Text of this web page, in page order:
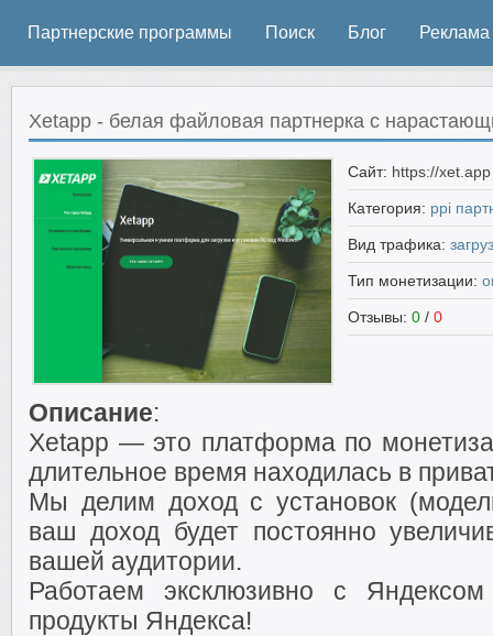
Партнерские программы Поиск Блог Реклама
Xetapp - белая файловая партнерка с
Сайт: https://
Категория: ppi
Вид трафика:
Тип монетизации:
Отзывы: 0 / 0
Описание:
Xetapp — это платформа по
длительное время находилась в
Мы делим доход с установок
ваш доход будет постоянно
вашей аудитории.
Работаем эксклюзивно с
продукты Яндекса!